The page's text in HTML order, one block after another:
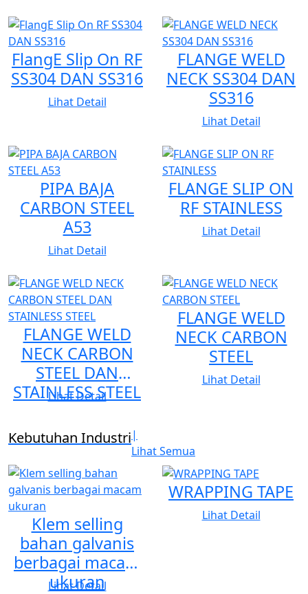
FlangE Slip On RF
SS304 DAN SS316
Lihat Detail
FLANGE WELD
NECK SS304 DAN
SS316
Lihat Detail
PIPA BAJA
CARBON STEEL
A53
Lihat Detail
FLANGE SLIP ON
RF STAINLESS
Lihat Detail
FLANGE WELD
NECK CARBON
STEEL DAN
STAINLESS STEEL
Lihat Detail
FLANGE WELD
NECK CARBON
STEEL
Lihat Detail
Kebutuhan Industri|
Lihat Semua
Klem selling
bahan galvanis
berbagai macam
ukuran
Lihat Detail
WRAPPING TAPE
Lihat Detail